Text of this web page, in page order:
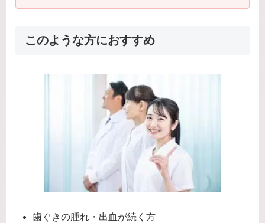
このような方におすすめ
歯ぐきの腫れ・出血が続く方